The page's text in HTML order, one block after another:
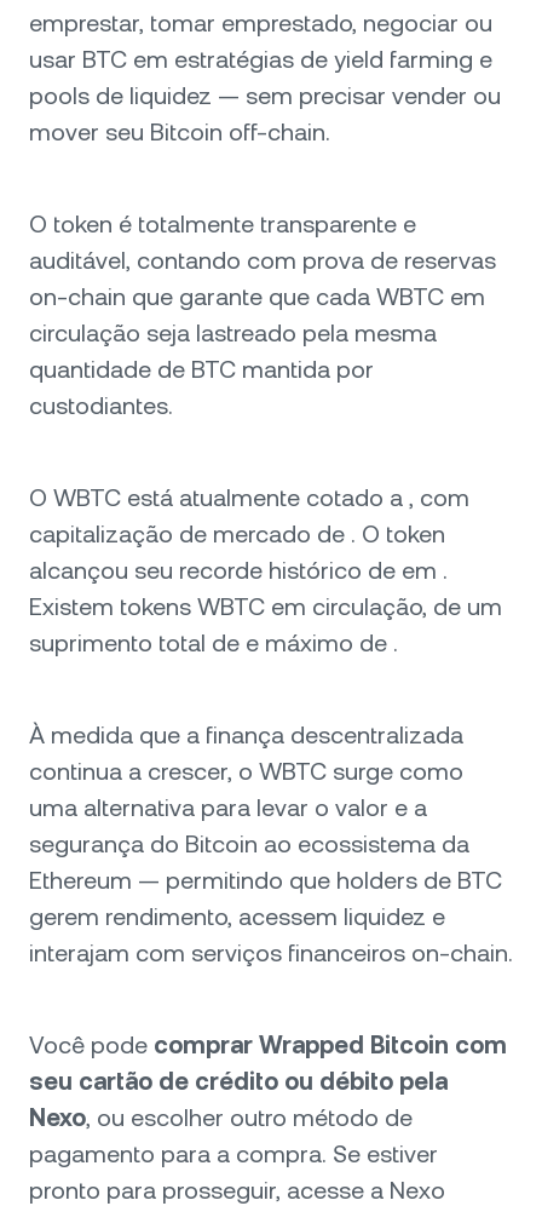
emprestar, tomar emprestado, negociar ou
usar BTC em estratégias de yield farming e
pools de liquidez — sem precisar vender ou
mover seu Bitcoin off-chain.
O token é totalmente transparente e
auditável, contando com prova de reservas
on-chain que garante que cada WBTC em
circulação seja lastreado pela mesma
quantidade de BTC mantida por
custodiantes.
O WBTC está atualmente cotado a , com
capitalização de mercado de . O token
alcançou seu recorde histórico de em .
Existem tokens WBTC em circulação, de um
suprimento total de e máximo de .
À medida que a finança descentralizada
continua a crescer, o WBTC surge como
uma alternativa para levar o valor e a
segurança do Bitcoin ao ecossistema da
Ethereum — permitindo que holders de BTC
gerem rendimento, acessem liquidez e
interajam com serviços financeiros on-chain.
Você pode comprar Wrapped Bitcoin com
seu cartão de crédito ou débito pela
Nexo, ou escolher outro método de
pagamento para a compra. Se estiver
pronto para prosseguir, acesse a Nexo